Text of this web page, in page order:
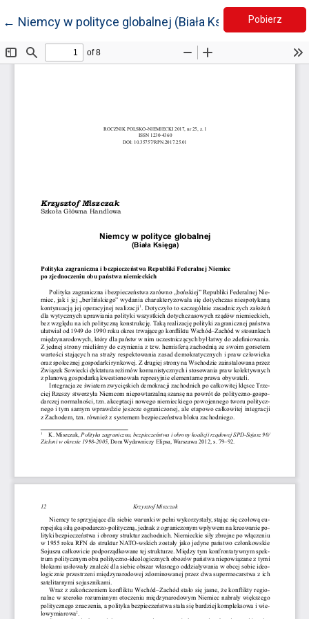
← Wróć do szczegółów artykułu
Niemcy w polityce globalnej (Biała Księga)Pobierz